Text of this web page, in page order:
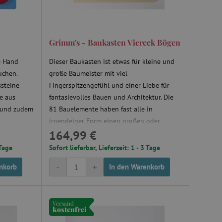
aus
zudem
Grimm's - Baukasten Viereck Bögen
Dieser Baukasten ist etwas für kleine und
große Baumeister mit viel
Fingerspitzengefühl und einer Liebe für
fantasievolles Bauen und Architektur. Die
81 Bauelemente haben fast alle in
irgendeiner Form einen großen oder
kleinen Bogen.
164,99 €
Sofort lieferbar, Lieferzeit: 1 - 3 Tage
+
- In den Warenkorb
Versand
kostenfrei
funktionieren.
ist für die Website von
die Nutzung ihrer
um Benutzerverhalten
um eine personalisierte
um zwischen Menschen
die Nutzung ihrer
um die
der Website-
um ihre
Es kann auch an der
der Einwilligungs-
des Nutzers für ihre